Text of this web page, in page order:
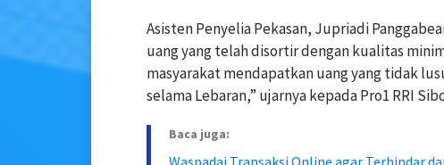
Asisten Penyelia Pekasan, Jupriadi
uang yang telah disortir dengan kualitas
masyarakat mendapatkan uang yang tidak
selama Lebaran,” ujarnya kepada Pro1 RRI
Baca juga: